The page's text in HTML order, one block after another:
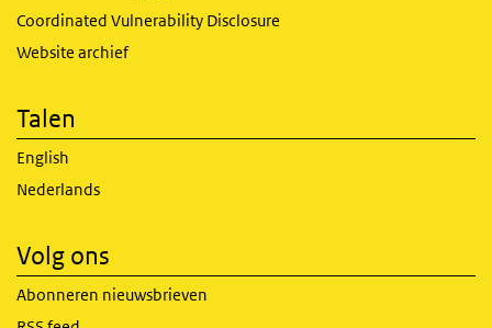
Coordinated Vulnerability Disclosure
Website archief
Talen
English
Nederlands
Volg ons
Abonneren nieuwsbrieven